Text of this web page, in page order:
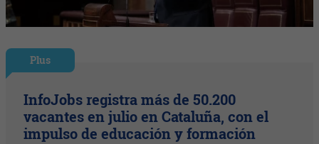
Plus
InfoJobs registra más de 50.200
vacantes en julio en Cataluña, con el
impulso de educación y formación